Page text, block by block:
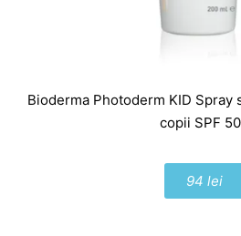
Bioderma Photoderm KID
copii SPF
94 lei